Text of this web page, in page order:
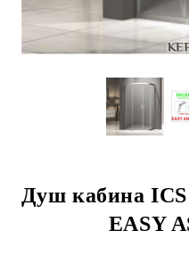
Душ кабина ICS
EASY